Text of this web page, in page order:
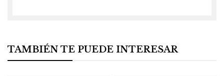
TAMBIÉN TE PUEDE INTERESAR